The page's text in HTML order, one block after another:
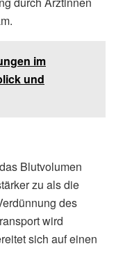
im
und
Blutvolumen
zu als die
des
wird
sich auf einen